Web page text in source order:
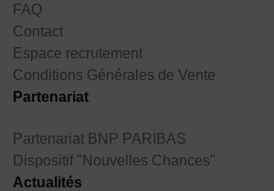
FAQ
Contact
Espace recrutement
Conditions Générales de Vente
Partenariat
Partenariat BNP PARIBAS
Dispositif "Nouvelles Chances"
Actualités